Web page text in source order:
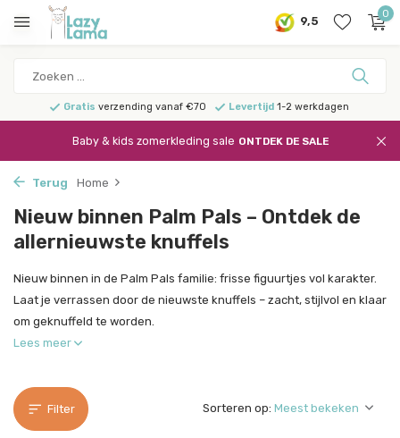
9,5
0
Gratis verzending vanaf €70 Levertijd1-2 werkdagen
Baby & kids zomerkleding sale ONTDEK DE SALE
Terug Home
Nieuw binnen Palm Pals – Ontdek de
allernieuwste knuffels
Nieuw binnen in de Palm Pals familie: frisse figuurtjes vol karakter.
Laat je verrassen door de nieuwste knuffels – zacht, stijlvol en klaar
om geknuffeld te worden.
Lees meer
Filter Sorteren op: